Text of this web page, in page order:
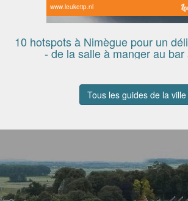
www.leuketip.nl
10 hotspots à Nimègue pour un
- de la salle à manger au
Tous les guides de la ville